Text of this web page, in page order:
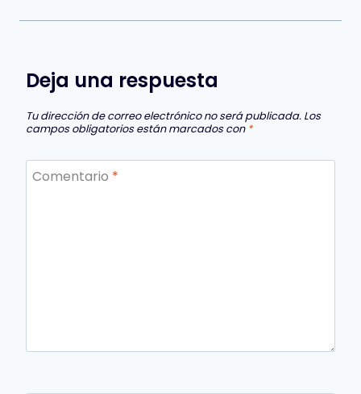
Deja una respuesta
Tu dirección de correo electrónico no será publicada. Los
campos obligatorios están marcados con *
Comentario *